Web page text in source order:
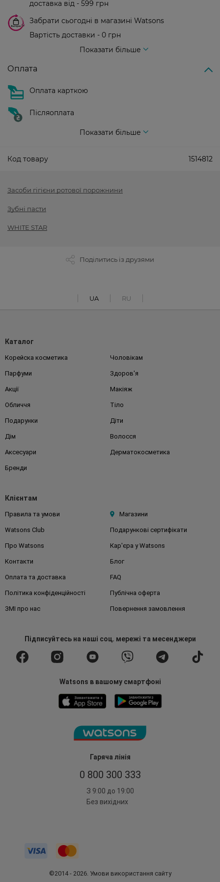
доставка від - 599 грн
Забрати сьогодні в магазині Watsons
Вартість доставки - 0 грн
Показати більше
Оплата
Оплата карткою
Післяоплата
Показати більше
Код товару 1514812
Засоби гігієни ротової порожнини
Зубні пасти
WHITE STAR
Поділитись із друзями
UA RU
Гаряча лінія
0 800 300 333
З 9:00 до 19:00
Без вихідних
Каталог
Корейска косметика Чоловікам
Парфуми Здоров'я
Акції Макіяж
Обличчя Тіло
Подарунки Діти
Дім Волосся
Аксесуари Дерматокосметика
Бренди
Клієнтам
Правила та умови Магазини
Watsons Club Подарункові сертифікати
Про Watsons Кар'єра у Watsons
Контакти Блог
Оплата та доставка FAQ
Політика конфіденційності Публічна оферта
ЗМІ про нас Повернення замовлення
Підписуйтесьна наші соц. мережі та месенджери
Watsons в вашому смартфоні
©2014 - 2026. Умови використання сайту